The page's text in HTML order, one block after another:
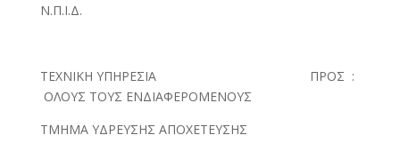
Ν.Π.Ι.Δ.
ΤΕΧΝΙΚΗ ΥΠΗΡΕΣΙΑ ΠΡΟΣ :
ΟΛΟΥΣ ΤΟΥΣ ΕΝΔΙΑΦΕΡΟΜΕΝΟΥΣ
ΤΜΗΜΑ ΥΔΡΕΥΣΗΣ ΑΠΟΧΕΤΕΥΣΗΣ